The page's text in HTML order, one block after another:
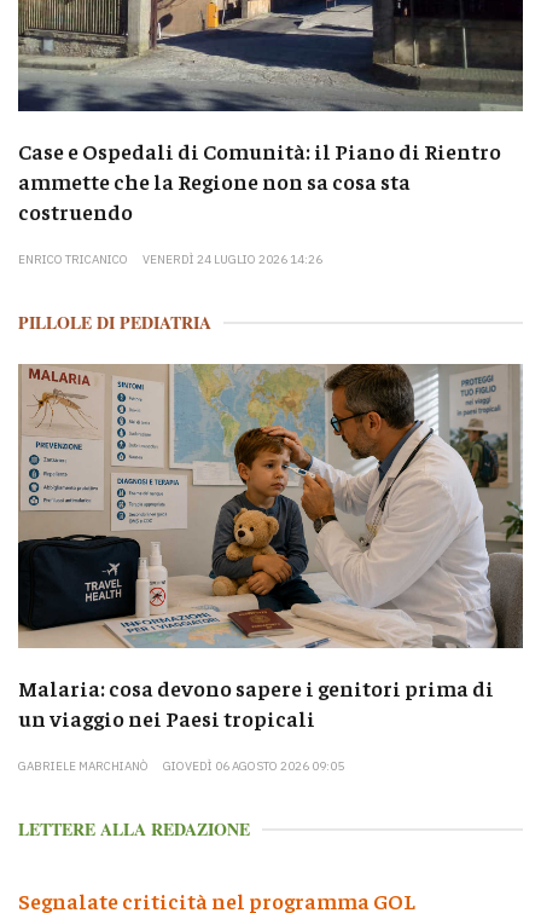
Case e Ospedali di Comunità: il Piano di Rientro
ammette che la Regione non sa cosa sta
costruendo
ENRICO TRICANICO VENERDÌ 24 LUGLIO 2026 14:26
PILLOLE DI PEDIATRIA
Malaria: cosa devono sapere i genitori prima di
un viaggio nei Paesi tropicali
GABRIELE MARCHIANÒ GIOVEDÌ 06 AGOSTO 2026 09:05
LETTERE ALLA REDAZIONE
Segnalate criticità nel programma GOL